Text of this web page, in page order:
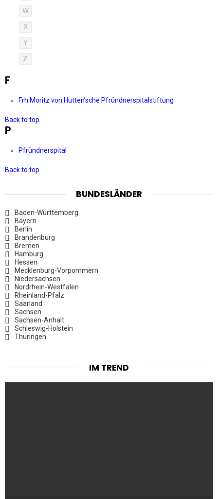
W
X
Y
Z
F
Frh.Moritz von Hutten’sche Pfründnerspitalstiftung
Back to top
P
Pfründnerspital
Back to top
BUNDESLÄNDER
Baden-Württemberg
Bayern
Berlin
Brandenburg
Bremen
Hamburg
Hessen
Mecklenburg-Vorpommern
Niedersachsen
Nordrhein-Westfalen
Rheinland-Pfalz
Saarland
Sachsen
Sachsen-Anhalt
Schleswig-Holstein
Thüringen
IM TREND